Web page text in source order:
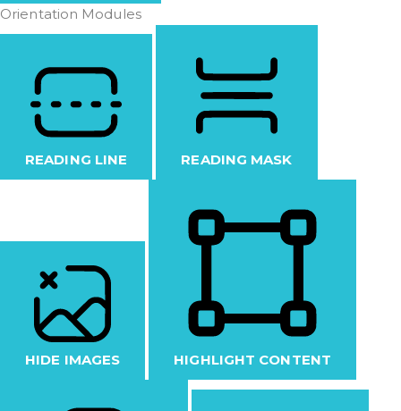
Orientation Modules
READING LINE READING MASK
HIDE IMAGES HIGHLIGHT CONTENT